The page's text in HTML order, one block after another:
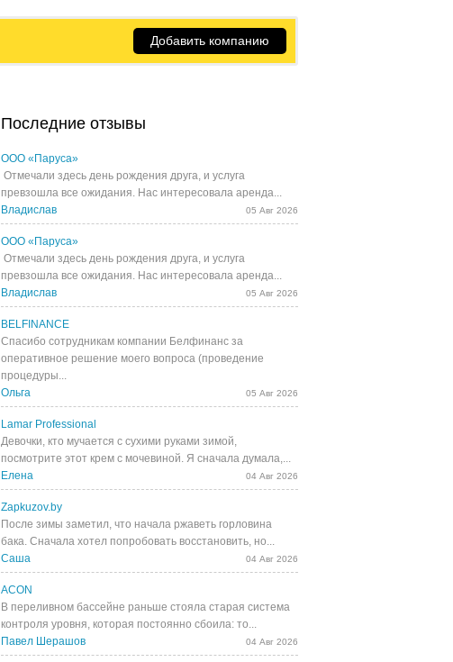
Добавить компанию
Последние отзывы
ООО «Паруса»
Отмечали здесь день рождения друга, и услуга
превзошла все ожидания. Нас интересовала аренда...
Владислав
05 Авг 2026
ООО «Паруса»
Отмечали здесь день рождения друга, и услуга
превзошла все ожидания. Нас интересовала аренда...
Владислав
05 Авг 2026
BELFINANCE
Спасибо сотрудникам компании Белфинанс за
оперативное решение моего вопроса (проведение
процедуры...
Ольга
05 Авг 2026
Lamar Professional
Девочки, кто мучается с сухими руками зимой,
посмотрите этот крем с мочевиной. Я сначала думала,...
Елена
04 Авг 2026
Zapkuzov.by
После зимы заметил, что начала ржаветь горловина
бака. Сначала хотел попробовать восстановить, но...
Саша
04 Авг 2026
ACON
В переливном бассейне раньше стояла старая система
контроля уровня, которая постоянно сбоила: то...
Павел Шерашов
04 Авг 2026